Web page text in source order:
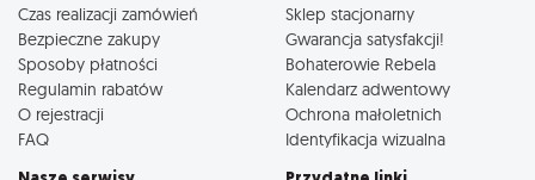
Czas realizacji zamówień
Bezpieczne zakupy
Sposoby płatności
Regulamin rabatów
O rejestracji
FAQ
Sklep stacjonarny
Gwarancja satysfakcji!
Bohaterowie Rebela
Kalendarz adwentowy
Ochrona małoletnich
Identyfikacja wizualna